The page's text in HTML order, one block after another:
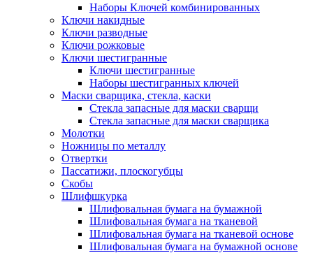
Наборы Ключей комбинированных
Ключи накидные
Ключи разводные
Ключи рожковые
Ключи шестигранные
Ключи шестигранные
Наборы шестигранных ключей
Маски сварщика, стекла, каски
Стекла запасные для маски сварщи
Стекла запасные для маски сварщика
Молотки
Ножницы по металлу
Отвертки
Пассатижи, плоскогубцы
Скобы
Шлифшкурка
Шлифовальная бумага на бумажной
Шлифовальная бумага на тканевой
Шлифовальная бумага на тканевой основе
Шлифовальная бумага на бумажной основе